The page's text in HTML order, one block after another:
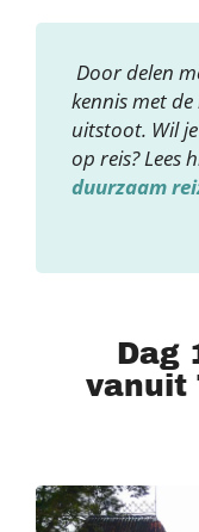
Door delen
kennis met de
uitstoot. Wil
op reis? Lees
duurzaam
Dag
vanuit